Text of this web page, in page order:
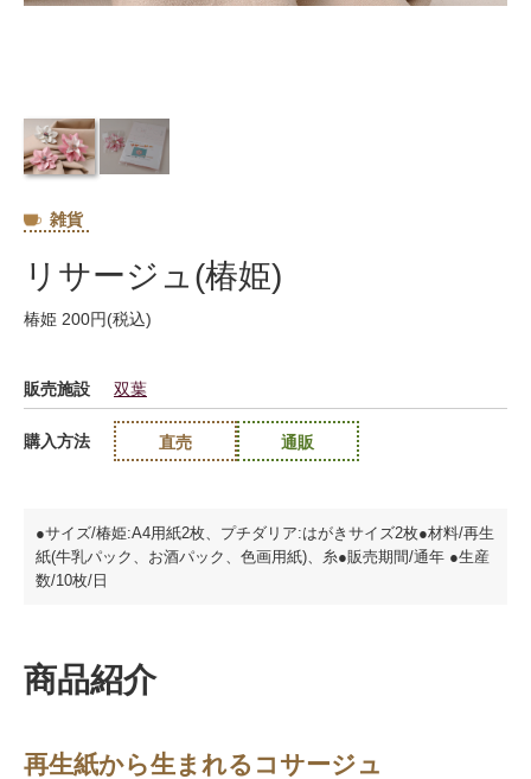
雑貨
リサージュ(椿姫)
椿姫 200円(税込)
販売施設 双葉
購入方法 直売 通販
●サイズ/椿姫:A4用紙2枚、プチダリア:はがきサイズ2枚●材料/再生
紙(牛乳パック、お酒パック、色画用紙)、糸●販売期間/通年 ●生産
数/10枚/日
商品紹介
再生紙から生まれるコサージュ